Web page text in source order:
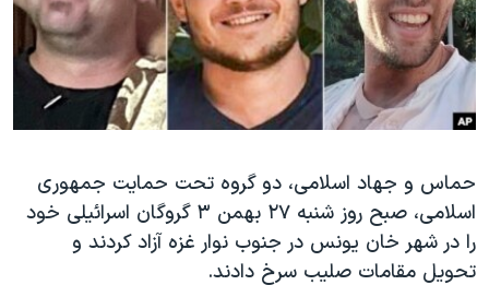
فرهنگ و زندگی
حقوق شهروندی
اقتصادی
اسرائیل در جنگ
گالری عکس
آرشیو پخش زنده
مستندها
انتخابات ریاست جمهوری آمریکا ۲۰۲۴
حمله جمهوری اسلامی به اسرائیل
ورزش زنان در ایران
اعتراضات زن، زندگی، آزادی
مجموعه مستندهای دادخواهی
دنبال کنید
زبانهای مختلف
حماس و جهاد اسلامی، دو گروه تحت حمایت جمهوری
اسلامی، صبح روز شنبه ۲۷ بهمن ۳ گروگان اسرائیلی خود
را در شهر خان یونس در جنوب نوار غزه آزاد کردند و
تحویل مقامات صلیب سرخ دادند.